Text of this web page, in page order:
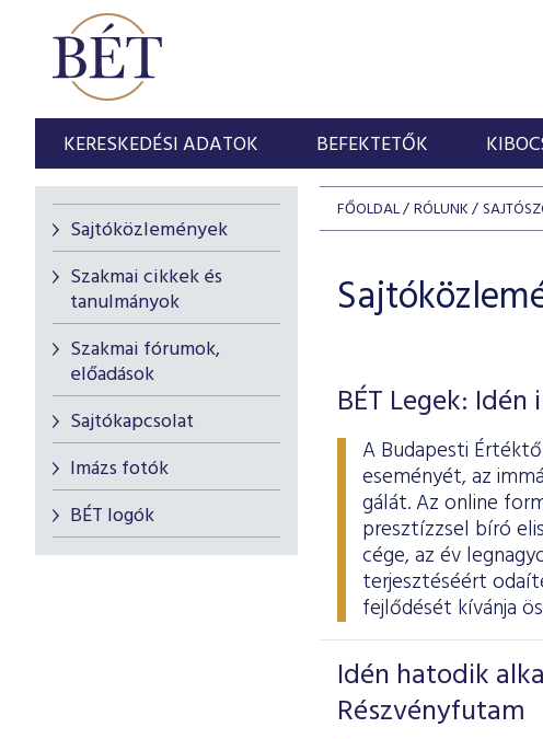
KERESKEDÉSI ADATOK BEFEKTETŐK
Sajtóközlemények
Szakmai cikkek és
tanulmányok
Szakmai fórumok,
előadások
Sajtókapcsolat
Imázs fotók
BÉT logók
FŐOLDAL RÓLUNK
BÉT Legek:
A Budapesti
eseményét, az
gálát. Az online
presztízzsel bíró
cége, az év
terjesztéséért
fejlődését kívánja
Idén hatodik
Részvényfutam